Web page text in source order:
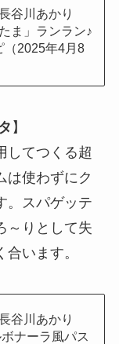
谷川あかり
ま」ランラン♪
（2025年4月8
】
してつくる超
は使わずにク
。スパゲッテ
～りとして失
います。
谷川あかり
ナーラ風パス